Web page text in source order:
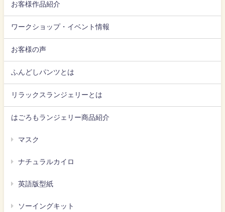
お客様作品紹介
ワークショップ・イベント情報
お客様の声
ふんどしパンツとは
リラックスランジェリーとは
はごろもランジェリー商品紹介
マスク
ナチュラルカイロ
英語版型紙
ソーイングキット